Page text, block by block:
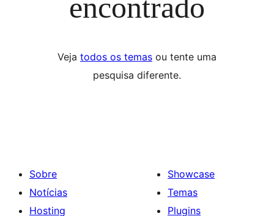
encontrado
Veja todos os temas ou tente uma
pesquisa diferente.
Sobre
Notícias
Hosting
Showcase
Temas
Plugins